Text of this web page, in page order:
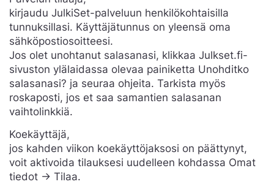
kirjaudu JulkiSet-palveluun henkilökohtaisilla
tunnuksillasi. Käyttäjätunnus on yleensä oma
sähköpostiosoitteesi.
Jos olet unohtanut salasanasi, klikkaa Julkset.fi-
sivuston ylälaidassa olevaa painiketta Unohditko
salasanasi? ja seuraa ohjeita. Tarkista myös
roskaposti, jos et saa samantien salasanan
vaihtolinkkiä.
Koekäyttäjä,
jos kahden viikon koekäyttöjaksosi on päättynyt,
voit aktivoida tilauksesi uudelleen kohdassa Omat
tiedot -> Tilaa.